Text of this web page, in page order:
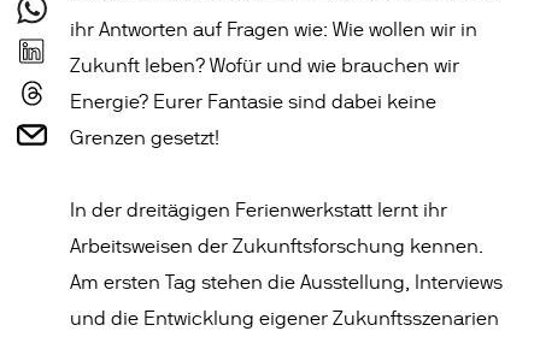
ihr Antworten auf Fragen wie: Wie wollen wir in
Zukunft leben? Wofür und wie brauchen wir
Energie? Eurer Fantasie sind dabei keine
Grenzen gesetzt!
In der dreitägigen Ferienwerkstatt lernt ihr
Arbeitsweisen der Zukunftsforschung kennen.
Am ersten Tag stehen die Ausstellung, Interviews
und die Entwicklung eigener Zukunftsszenarien